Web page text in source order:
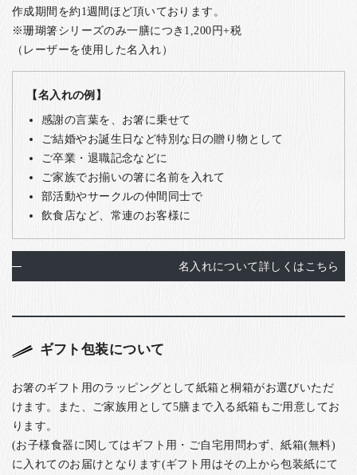
作成期間を約1週間ほど頂いております。
※珊瑚箸シリーズのみ一膳につき1,200円+税
（レーザーを使用した名入れ）
【名入れの例】
感謝の言葉を、お箸に乗せて
ご結婚やお誕生日など特別な日の贈り物として
ご卒業・退職記念などに
ご家族でお揃いの箸に名前を入れて
部活動やサークルの仲間同士で
飲食店など、常連のお客様に
名入れについて詳しくはこちら
ギフト包装について
お箸のギフト用のラッピングとして紙箱と桐箱がお選びいただ
けます。また、ご家族用として5膳まで入る紙箱もご用意してお
ります。
(お子様食器に関してはギフト用・ご自宅用問わず、紙箱(無料)
に入れてのお届けとなります(ギフト用はその上から包装紙にて